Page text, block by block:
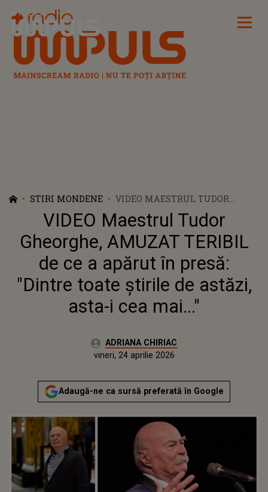
Radio Impuls
STIRI MONDENE
VIDEO MAESTRUL TUDOR
GHEORGHE, AMUZAT TERIBIL
DE CE A APĂRUT ÎN PRESĂ:
"DINTRE TOATE ȘTIRILE DE
ASTĂZI, ASTA-I CEA MAI..."
VIDEO Maestrul Tudor
Gheorghe, AMUZAT TERIBIL
de ce a apărut în presă:
"Dintre toate știrile de astăzi,
asta-i cea mai..."
Autor:ADRIANA CHIRIAC
Actualizat:
vineri, 24 aprilie 2026
Adaugă-ne ca sursă preferată în Google